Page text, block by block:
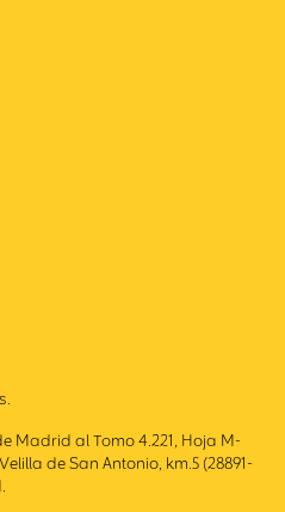
Madrid al Tomo 4.221, Hoja M-
de San Antonio, km.5 (28891-